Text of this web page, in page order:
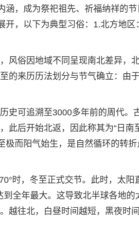
涵，成为祭祀祖先、祈福纳祥的节
开，以下为典型习俗：1.北方地区
风俗因地域不同呈现南北差异，
的来历历法划分与节气确立：由
史可追溯至3000多年前的周代。
此后开始北返，因此称其为“日南
极而阳气始生，是自然循环的转折
时，冬至正式交节。此时，太阳
到全年最大。这导致北半球各地的
越往北，白昼时间越短，黑夜时